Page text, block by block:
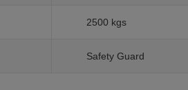
2500 kgs
Safety Guard